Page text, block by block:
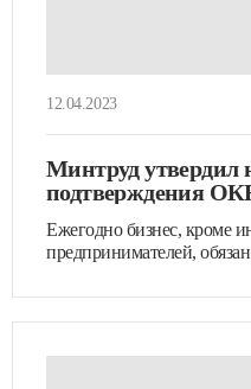
12.04.2023
Минтруд утвердил
подтверждения
Ежегодно бизнес, кроме
предпринимателей,